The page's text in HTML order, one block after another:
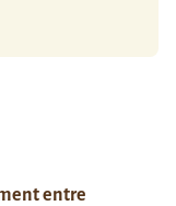
entre